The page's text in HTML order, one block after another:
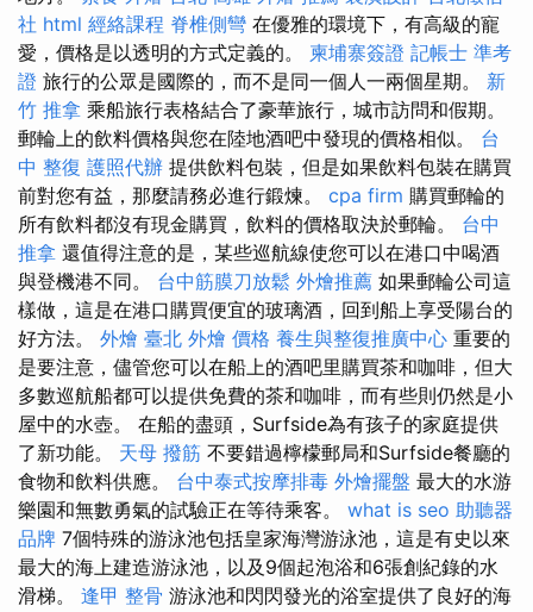
社 html 經絡課程 脊椎側彎 在優雅的環境下，有高級的寵
愛，價格是以透明的方式定義的。 柬埔寨簽證 記帳士 準考
證 旅行的公眾是國際的，而不是同一個人一兩個星期。 新
竹 推拿 乘船旅行表格結合了豪華旅行，城市訪問和假期。
郵輪上的飲料價格與您在陸地酒吧中發現的價格相似。 台
中 整復 護照代辦 提供飲料包裝，但是如果飲料包裝在購買
前對您有益，那麼請務必進行鍛煉。 cpa firm 購買郵輪的
所有飲料都沒有現金購買，飲料的價格取決於郵輪。 台中
推拿 還值得注意的是，某些巡航線使您可以在港口中喝酒
與登機港不同。 台中筋膜刀放鬆 外燴推薦 如果郵輪公司這
樣做，這是在港口購買便宜的玻璃酒，回到船上享受陽台的
好方法。 外燴 臺北 外燴 價格 養生與整復推廣中心 重要的
是要注意，儘管您可以在船上的酒吧里購買茶和咖啡，但大
多數巡航船都可以提供免費的茶和咖啡，而有些則仍然是小
屋中的水壺。 在船的盡頭，Surfside為有孩子的家庭提供
了新功能。 天母 撥筋 不要錯過檸檬郵局和Surfside餐廳的
食物和飲料供應。 台中泰式按摩排毒 外燴擺盤 最大的水游
樂園和無數勇氣的試驗正在等待乘客。 what is seo 助聽器
品牌 7個特殊的游泳池包括皇家海灣游泳池，這是有史以來
最大的海上建造游泳池，以及9個起泡浴和6張創紀錄的水
滑梯。 逢甲 整骨 游泳池和閃閃發光的浴室提供了良好的海